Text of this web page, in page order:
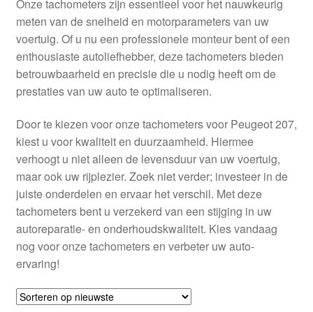
Levering
Mijn account
Over ons
Privacybeleid
Wereldwijde verzending
Winkelwagen
Onze tachometers zijn essentieel voor het nauwkeurig
meten van de snelheid en motorparameters van uw
voertuig. Of u nu een professionele monteur bent of een
enthousiaste autoliefhebber, deze tachometers bieden
betrouwbaarheid en precisie die u nodig heeft om de
prestaties van uw auto te optimaliseren.
Door te kiezen voor onze tachometers voor Peugeot 207,
kiest u voor kwaliteit en duurzaamheid. Hiermee
verhoogt u niet alleen de levensduur van uw voertuig,
maar ook uw rijplezier. Zoek niet verder; investeer in de
juiste onderdelen en ervaar het verschil. Met deze
tachometers bent u verzekerd van een stijging in uw
autoreparatie- en onderhoudskwaliteit. Kies vandaag
nog voor onze tachometers en verbeter uw auto-
ervaring!